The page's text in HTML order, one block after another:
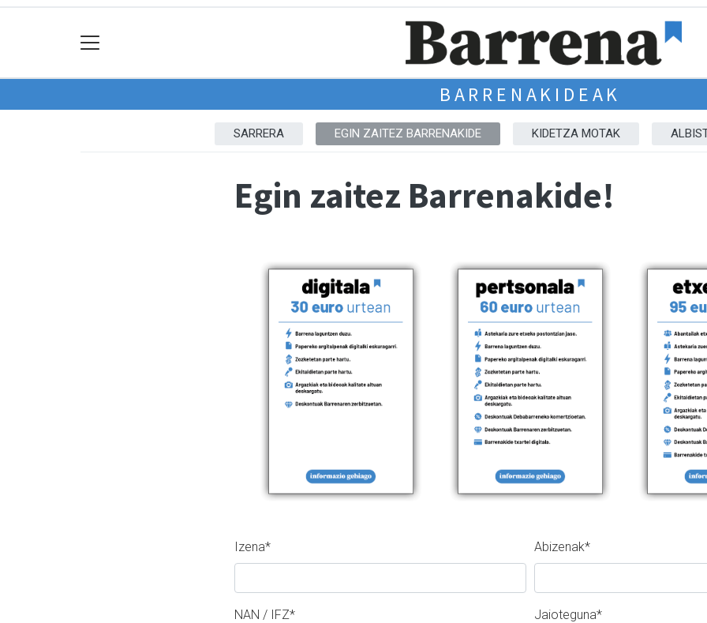
BARRENAKIDEAK
SARRERA EGIN ZAITEZ BARRENAKIDE KIDETZA MOTAK
Egin zaitez Barrenakide!
Izena* Abizenak*
NAN / IFZ* Jaioteguna*